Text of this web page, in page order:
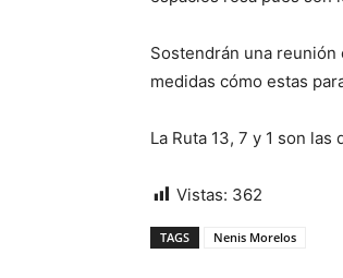
Sostendrán una
medidas cómo estas
La Ruta 13, 7 y 1 son
Vistas: 362
TAGS Nenis Morelos